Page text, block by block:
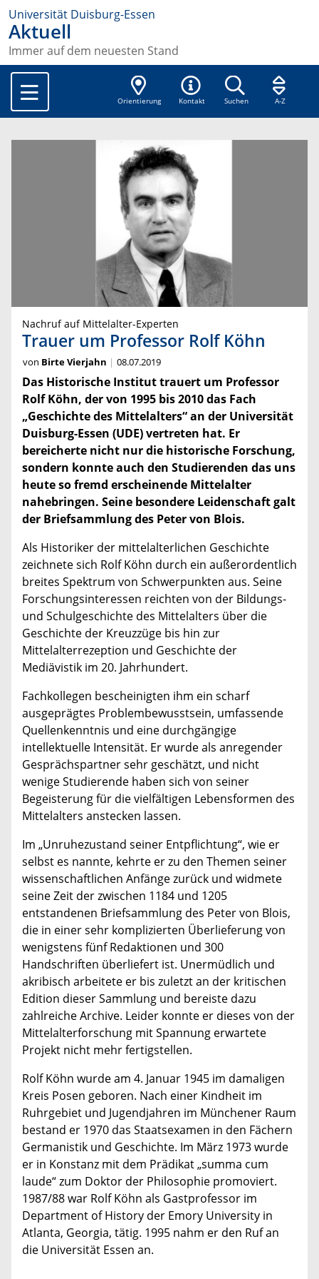
Universität Duisburg-Essen
Aktuell
Immer auf dem neuesten Stand
Orientierung Kontakt Suchen A-Z
Nachruf auf Mittelalter-Experten
Trauer um Professor Rolf Köhn
von Birte Vierjahn 08.07.2019
Das Historische Institut trauert um Professor
Rolf Köhn, der von 1995 bis 2010 das Fach
„Geschichte des Mittelalters“ an der Universität
Duisburg-Essen (UDE) vertreten hat. Er
bereicherte nicht nur die historische Forschung,
sondern konnte auch den Studierenden das uns
heute so fremd erscheinende Mittelalter
nahebringen. Seine besondere Leidenschaft galt
der Briefsammlung des Peter von Blois.
Als Historiker der mittelalterlichen Geschichte
zeichnete sich Rolf Köhn durch ein außerordentlich
breites Spektrum von Schwerpunkten aus. Seine
Forschungsinteressen reichten von der Bildungs-
und Schulgeschichte des Mittelalters über die
Geschichte der Kreuzzüge bis hin zur
Mittelalterrezeption und Geschichte der
Mediävistik im 20. Jahrhundert.
Fachkollegen bescheinigten ihm ein scharf
ausgeprägtes Problembewusstsein, umfassende
Quellenkenntnis und eine durchgängige
intellektuelle Intensität. Er wurde als anregender
Gesprächspartner sehr geschätzt, und nicht
wenige Studierende haben sich von seiner
Begeisterung für die vielfältigen Lebensformen des
Mittelalters anstecken lassen.
Im „Unruhezustand seiner Entpflichtung“, wie er
selbst es nannte, kehrte er zu den Themen seiner
wissenschaftlichen Anfänge zurück und widmete
seine Zeit der zwischen 1184 und 1205
entstandenen Briefsammlung des Peter von Blois,
die in einer sehr komplizierten Überlieferung von
wenigstens fünf Redaktionen und 300
Handschriften überliefert ist. Unermüdlich und
akribisch arbeitete er bis zuletzt an der kritischen
Edition dieser Sammlung und bereiste dazu
zahlreiche Archive. Leider konnte er dieses von der
Mittelalterforschung mit Spannung erwartete
Projekt nicht mehr fertigstellen.
Rolf Köhn wurde am 4. Januar 1945 im damaligen
Kreis Posen geboren. Nach einer Kindheit im
Ruhrgebiet und Jugendjahren im Münchener Raum
bestand er 1970 das Staatsexamen in den Fächern
Germanistik und Geschichte. Im März 1973 wurde
er in Konstanz mit dem Prädikat „summa cum
laude“ zum Doktor der Philosophie promoviert.
1987/88 war Rolf Köhn als Gastprofessor im
Department of History der Emory University in
Atlanta, Georgia, tätig. 1995 nahm er den Ruf an
die Universität Essen an.